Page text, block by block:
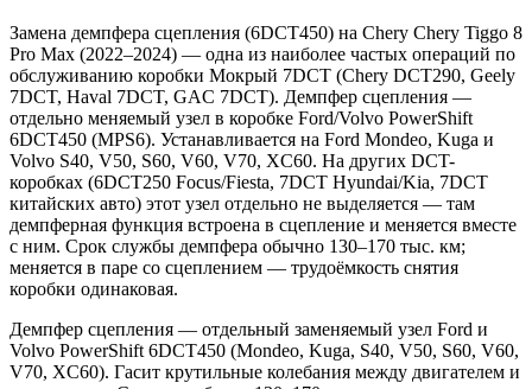
Замена демпфера сцепления (6DCT450) на Chery Chery Tiggo 8
Pro Max (2022–2024) — одна из наиболее частых операций по
обслуживанию коробки Мокрый 7DCT (Chery DCT290, Geely
7DCT, Haval 7DCT, GAC 7DCT). Демпфер сцепления —
отдельно меняемый узел в коробке Ford/Volvo PowerShift
6DCT450 (MPS6). Устанавливается на Ford Mondeo, Kuga и
Volvo S40, V50, S60, V60, V70, XC60. На других DCT-
коробках (6DCT250 Focus/Fiesta, 7DCT Hyundai/Kia, 7DCT
китайских авто) этот узел отдельно не выделяется — там
демпферная функция встроена в сцепление и меняется вместе
с ним. Срок службы демпфера обычно 130–170 тыс. км;
меняется в паре со сцеплением — трудоёмкость снятия
коробки одинаковая.
Демпфер сцепления — отдельный заменяемый узел Ford и
Volvo PowerShift 6DCT450 (Mondeo, Kuga, S40, V50, S60, V60,
V70, XC60). Гасит крутильные колебания между двигателем и